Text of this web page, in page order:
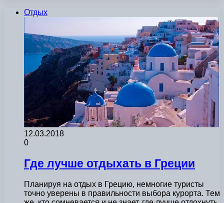
Отдых
12.03.2018
0
Где лучше отдыхать в Греции
Планируя на отдых в Грецию, немногие туристы
точно уверены в правильности выбора курорта. Тем